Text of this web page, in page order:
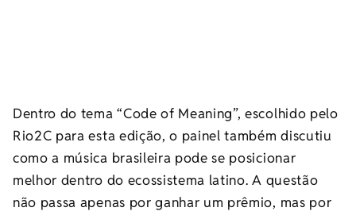
Dentro do tema “Code of Meaning”, escolhido pelo
Rio2C para esta edição, o painel também discutiu
como a música brasileira pode se posicionar
melhor dentro do ecossistema latino. A questão
não passa apenas por ganhar um prêmio, mas por